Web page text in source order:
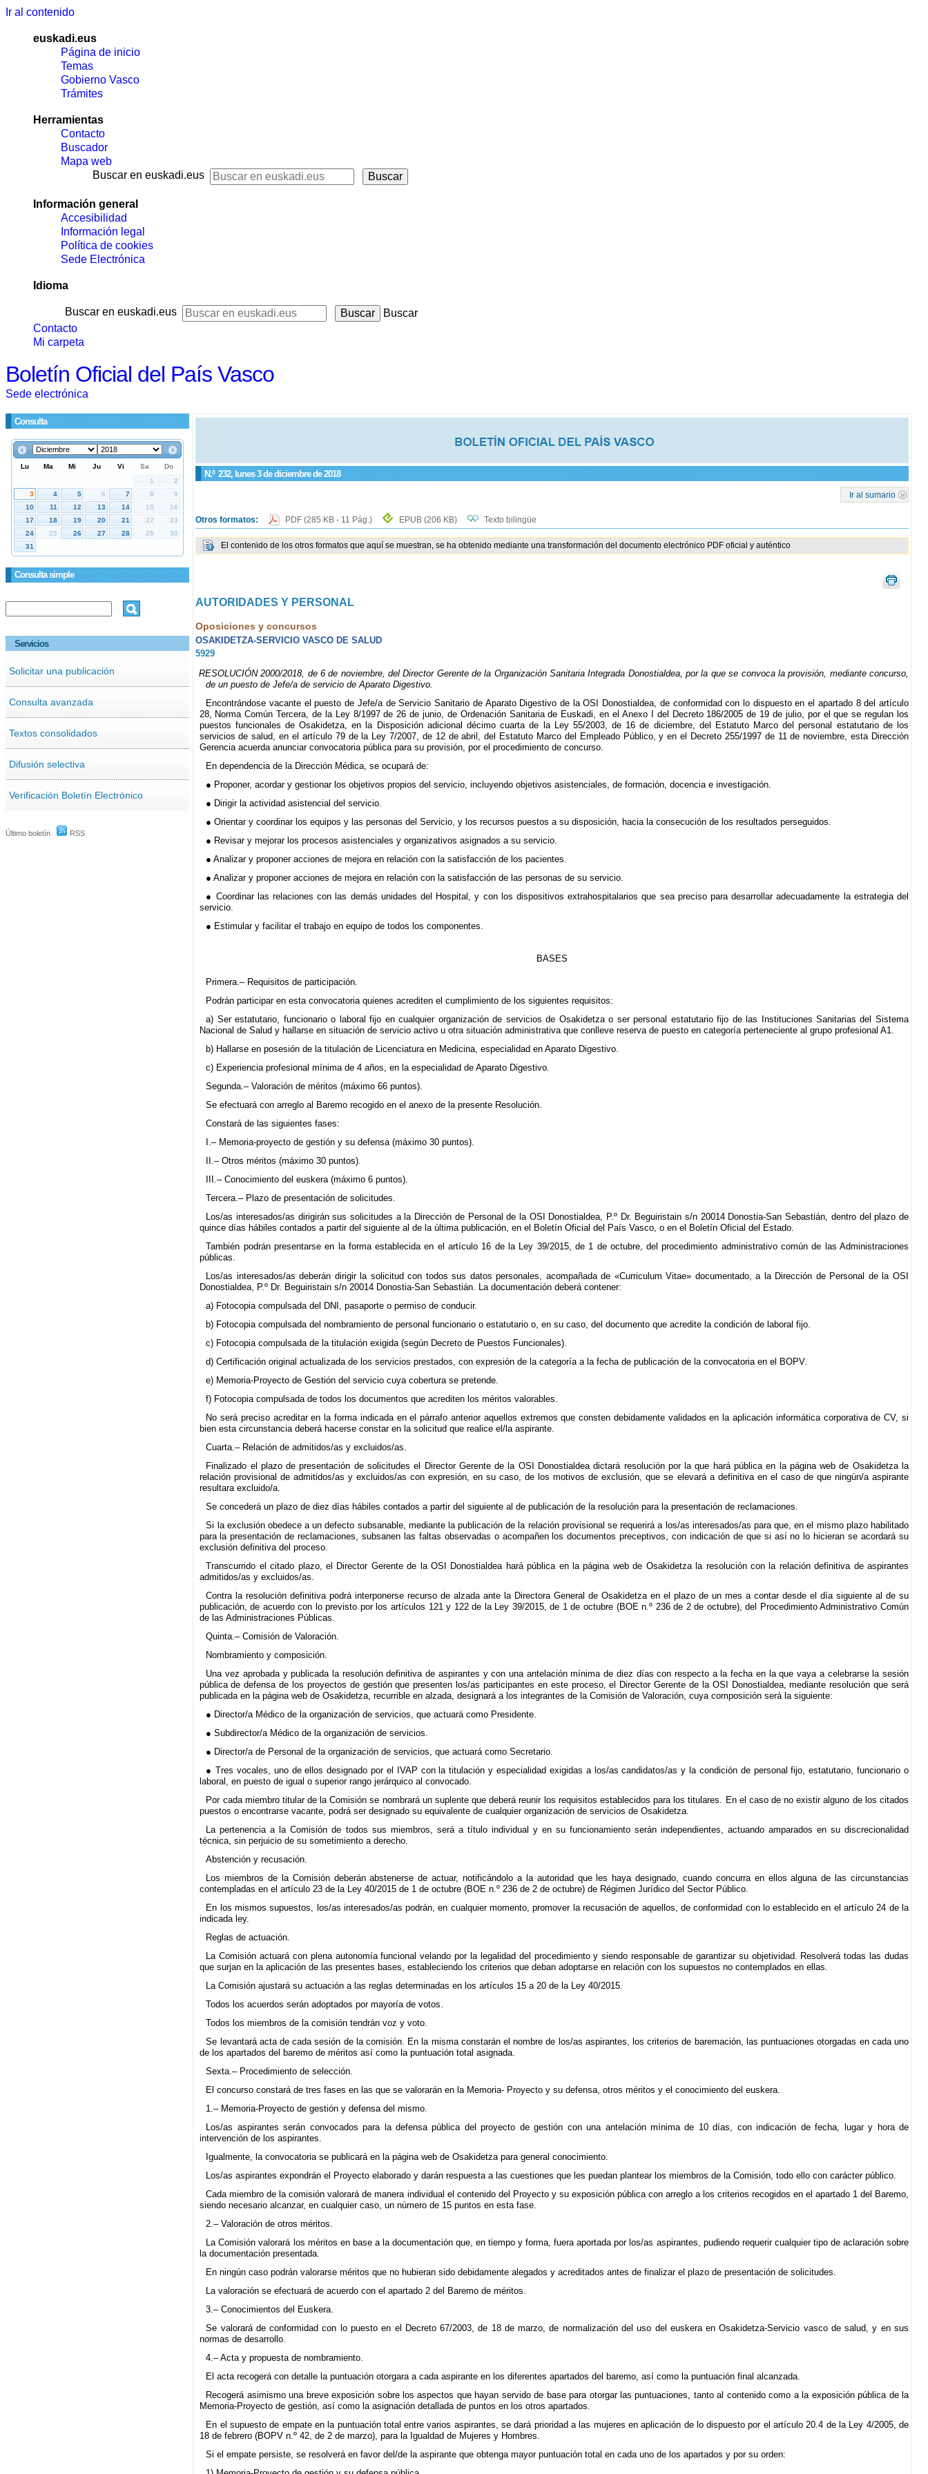
Ir al contenido
euskadi.eus
Página de inicio
Temas
Gobierno Vasco
Trámites
Herramientas
Contacto
Buscador
Mapa web
Buscar en euskadi.eus
Información general
Accesibilidad
Información legal
Política de cookies
Sede Electrónica
Idioma
Buscar en euskadi.eus
Buscar
Contacto
Mi carpeta
Boletín Oficial del País Vasco
Sede electrónica
Consulta
Consulta simple
Servicios
Solicitar una publicación
Consulta avanzada
Textos consolidados
Difusión selectiva
Verificación Boletín Electrónico
Último boletín RSS
N.º 232, lunes 3 de diciembre de 2018
Ir al sumario
Otros formatos: PDF (285 KB - 11 Pág.) EPUB (206 KB) Texto bilingüe
El contenido de los otros formatos que aquí se muestran, se ha obtenido mediante una transformación del documento electrónico PDF oficial y auténtico
AUTORIDADES Y PERSONAL
Oposiciones y concursos
OSAKIDETZA-SERVICIO VASCO DE SALUD
5929
RESOLUCIÓN 2000/2018, de 6 de noviembre, del Director Gerente de la Organización Sanitaria Integrada Donostialdea, por la que se convoca la provisión, mediante concurso,
de un puesto de Jefe/a de servicio de Aparato Digestivo.
Encontrándose vacante el puesto de Jefe/a de Servicio Sanitario de Aparato Digestivo de la OSI Donostialdea, de conformidad con lo dispuesto en el apartado 8 del artículo
28, Norma Común Tercera, de la Ley 8/1997 de 26 de junio, de Ordenación Sanitaria de Euskadi, en el Anexo I del Decreto 186/2005 de 19 de julio, por el que se regulan los
puestos funcionales de Osakidetza, en la Disposición adicional décimo cuarta de la Ley 55/2003, de 16 de diciembre, del Estatuto Marco del personal estatutario de los
servicios de salud, en el artículo 79 de la Ley 7/2007, de 12 de abril, del Estatuto Marco del Empleado Público, y en el Decreto 255/1997 de 11 de noviembre, esta Dirección
Gerencia acuerda anunciar convocatoria pública para su provisión, por el procedimiento de concurso.
En dependencia de la Dirección Médica, se ocupará de:
● Proponer, acordar y gestionar los objetivos propios del servicio, incluyendo objetivos asistenciales, de formación, docencia e investigación.
● Dirigir la actividad asistencial del servicio.
● Orientar y coordinar los equipos y las personas del Servicio, y los recursos puestos a su disposición, hacia la consecución de los resultados perseguidos.
● Revisar y mejorar los procesos asistenciales y organizativos asignados a su servicio.
● Analizar y proponer acciones de mejora en relación con la satisfacción de los pacientes.
● Analizar y proponer acciones de mejora en relación con la satisfacción de las personas de su servicio.
● Coordinar las relaciones con las demás unidades del Hospital, y con los dispositivos extrahospitalarios que sea preciso para desarrollar adecuadamente la estrategia del
servicio.
● Estimular y facilitar el trabajo en equipo de todos los componentes.
BASES
Primera.– Requisitos de participación.
Podrán participar en esta convocatoria quienes acrediten el cumplimiento de los siguientes requisitos:
a) Ser estatutario, funcionario o laboral fijo en cualquier organización de servicios de Osakidetza o ser personal estatutario fijo de las Instituciones Sanitarias del Sistema
Nacional de Salud y hallarse en situación de servicio activo u otra situación administrativa que conlleve reserva de puesto en categoría perteneciente al grupo profesional A1.
b) Hallarse en posesión de la titulación de Licenciatura en Medicina, especialidad en Aparato Digestivo.
c) Experiencia profesional mínima de 4 años, en la especialidad de Aparato Digestivo.
Segunda.– Valoración de méritos (máximo 66 puntos).
Se efectuará con arreglo al Baremo recogido en el anexo de la presente Resolución.
Constará de las siguientes fases:
I.– Memoria-proyecto de gestión y su defensa (máximo 30 puntos).
II.– Otros méritos (máximo 30 puntos).
III.– Conocimiento del euskera (máximo 6 puntos).
Tercera.– Plazo de presentación de solicitudes.
Los/as interesados/as dirigirán sus solicitudes a la Dirección de Personal de la OSI Donostialdea, P.º Dr. Beguiristain s/n 20014 Donostia-San Sebastián, dentro del plazo de
quince días hábiles contados a partir del siguiente al de la última publicación, en el Boletín Oficial del País Vasco, o en el Boletín Oficial del Estado.
También podrán presentarse en la forma establecida en el artículo 16 de la Ley 39/2015, de 1 de octubre, del procedimiento administrativo común de las Administraciones
públicas.
Los/as interesados/as deberán dirigir la solicitud con todos sus datos personales, acompañada de «Curriculum Vitae» documentado, a la Dirección de Personal de la OSI
Donostialdea, P.º Dr. Beguiristain s/n 20014 Donostia-San Sebastián. La documentación deberá contener:
a) Fotocopia compulsada del DNI, pasaporte o permiso de conducir.
b) Fotocopia compulsada del nombramiento de personal funcionario o estatutario o, en su caso, del documento que acredite la condición de laboral fijo.
c) Fotocopia compulsada de la titulación exigida (según Decreto de Puestos Funcionales).
d) Certificación original actualizada de los servicios prestados, con expresión de la categoría a la fecha de publicación de la convocatoria en el BOPV.
e) Memoria-Proyecto de Gestión del servicio cuya cobertura se pretende.
f) Fotocopia compulsada de todos los documentos que acrediten los méritos valorables.
No será preciso acreditar en la forma indicada en el párrafo anterior aquellos extremos que consten debidamente validados en la aplicación informática corporativa de CV, si
bien esta circunstancia deberá hacerse constar en la solicitud que realice el/la aspirante.
Cuarta.– Relación de admitidos/as y excluidos/as.
Finalizado el plazo de presentación de solicitudes el Director Gerente de la OSI Donostialdea dictará resolución por la que hará pública en la página web de Osakidetza la
relación provisional de admitidos/as y excluidos/as con expresión, en su caso, de los motivos de exclusión, que se elevará a definitiva en el caso de que ningún/a aspirante
resultara excluido/a.
Se concederá un plazo de diez días hábiles contados a partir del siguiente al de publicación de la resolución para la presentación de reclamaciones.
Si la exclusión obedece a un defecto subsanable, mediante la publicación de la relación provisional se requerirá a los/as interesados/as para que, en el mismo plazo habilitado
para la presentación de reclamaciones, subsanen las faltas observadas o acompañen los documentos preceptivos, con indicación de que si así no lo hicieran se acordará su
exclusión definitiva del proceso.
Transcurrido el citado plazo, el Director Gerente de la OSI Donostialdea hará pública en la página web de Osakidetza la resolución con la relación definitiva de aspirantes
admitidos/as y excluidos/as.
Contra la resolución definitiva podrá interponerse recurso de alzada ante la Directora General de Osakidetza en el plazo de un mes a contar desde el día siguiente al de su
publicación, de acuerdo con lo previsto por los artículos 121 y 122 de la Ley 39/2015, de 1 de octubre (BOE n.º 236 de 2 de octubre), del Procedimiento Administrativo Común
de las Administraciones Públicas.
Quinta.– Comisión de Valoración.
Nombramiento y composición.
Una vez aprobada y publicada la resolución definitiva de aspirantes y con una antelación mínima de diez días con respecto a la fecha en la que vaya a celebrarse la sesión
pública de defensa de los proyectos de gestión que presenten los/as participantes en este proceso, el Director Gerente de la OSI Donostialdea, mediante resolución que será
publicada en la página web de Osakidetza, recurrible en alzada, designará a los integrantes de la Comisión de Valoración, cuya composición será la siguiente:
● Director/a Médico de la organización de servicios, que actuará como Presidente.
● Subdirector/a Médico de la organización de servicios.
● Director/a de Personal de la organización de servicios, que actuará como Secretario.
● Tres vocales, uno de ellos designado por el IVAP con la titulación y especialidad exigidas a los/as candidatos/as y la condición de personal fijo, estatutario, funcionario o
laboral, en puesto de igual o superior rango jerárquico al convocado.
Por cada miembro titular de la Comisión se nombrará un suplente que deberá reunir los requisitos establecidos para los titulares. En el caso de no existir alguno de los citados
puestos o encontrarse vacante, podrá ser designado su equivalente de cualquier organización de servicios de Osakidetza.
La pertenencia a la Comisión de todos sus miembros, será a título individual y en su funcionamiento serán independientes, actuando amparados en su discrecionalidad
técnica, sin perjuicio de su sometimiento a derecho.
Abstención y recusación.
Los miembros de la Comisión deberán abstenerse de actuar, notificándolo a la autoridad que les haya designado, cuando concurra en ellos alguna de las circunstancias
contempladas en el artículo 23 de la Ley 40/2015 de 1 de octubre (BOE n.º 236 de 2 de octubre) de Régimen Jurídico del Sector Público.
En los mismos supuestos, los/as interesados/as podrán, en cualquier momento, promover la recusación de aquellos, de conformidad con lo establecido en el artículo 24 de la
indicada ley.
Reglas de actuación.
La Comisión actuará con plena autonomía funcional velando por la legalidad del procedimiento y siendo responsable de garantizar su objetividad. Resolverá todas las dudas
que surjan en la aplicación de las presentes bases, estableciendo los criterios que deban adoptarse en relación con los supuestos no contemplados en ellas.
La Comisión ajustará su actuación a las reglas determinadas en los artículos 15 a 20 de la Ley 40/2015.
Todos los acuerdos serán adoptados por mayoría de votos.
Todos los miembros de la comisión tendrán voz y voto.
Se levantará acta de cada sesión de la comisión. En la misma constarán el nombre de los/as aspirantes, los criterios de baremación, las puntuaciones otorgadas en cada uno
de los apartados del baremo de méritos así como la puntuación total asignada.
Sexta.– Procedimiento de selección.
El concurso constará de tres fases en las que se valorarán en la Memoria- Proyecto y su defensa, otros méritos y el conocimiento del euskera.
1.– Memoria-Proyecto de gestión y defensa del mismo.
Los/as aspirantes serán convocados para la defensa pública del proyecto de gestión con una antelación mínima de 10 días, con indicación de fecha, lugar y hora de
intervención de los aspirantes.
Igualmente, la convocatoria se publicará en la página web de Osakidetza para general conocimiento.
Los/as aspirantes expondrán el Proyecto elaborado y darán respuesta a las cuestiones que les puedan plantear los miembros de la Comisión, todo ello con carácter público.
Cada miembro de la comisión valorará de manera individual el contenido del Proyecto y su exposición pública con arreglo a los criterios recogidos en el apartado 1 del Baremo,
siendo necesario alcanzar, en cualquier caso, un número de 15 puntos en esta fase.
2.– Valoración de otros méritos.
La Comisión valorará los méritos en base a la documentación que, en tiempo y forma, fuera aportada por los/as aspirantes, pudiendo requerir cualquier tipo de aclaración sobre
la documentación presentada.
En ningún caso podrán valorarse méritos que no hubieran sido debidamente alegados y acreditados antes de finalizar el plazo de presentación de solicitudes.
La valoración se efectuará de acuerdo con el apartado 2 del Baremo de méritos.
3.– Conocimientos del Euskera.
Se valorará de conformidad con lo puesto en el Decreto 67/2003, de 18 de marzo, de normalización del uso del euskera en Osakidetza-Servicio vasco de salud, y en sus
normas de desarrollo.
4.– Acta y propuesta de nombramiento.
El acta recogerá con detalle la puntuación otorgara a cada aspirante en los diferentes apartados del baremo, así como la puntuación final alcanzada.
Recogerá asimismo una breve exposición sobre los aspectos que hayan servido de base para otorgar las puntuaciones, tanto al contenido como a la exposición pública de la
Memoria-Proyecto de gestión, así como la asignación detallada de puntos en los otros apartados.
En el supuesto de empate en la puntuación total entre varios aspirantes, se dará prioridad a las mujeres en aplicación de lo dispuesto por el artículo 20.4 de la Ley 4/2005, de
18 de febrero (BOPV n.º 42, de 2 de marzo), para la Igualdad de Mujeres y Hombres.
Si el empate persiste, se resolverá en favor del/de la aspirante que obtenga mayor puntuación total en cada uno de los apartados y por su orden: